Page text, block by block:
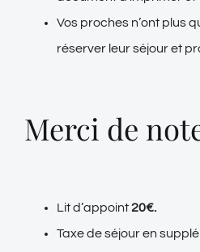
Vos proches n’ont plus
réserver leur séjour et
Merci de
Lit d’appoint20€.
Taxe de séjour en